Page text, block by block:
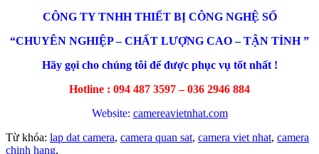
CÔNG TY TNHH THIẾT BỊ CÔNG NGHỆ SỐ
“CHUYÊN NGHIỆP – CHẤT LƯỢNG CAO – TẬN TÌNH ”
Hãy gọi cho chúng tôi để được phục vụ tốt nhất !
Hotline : 094 487 3597 – 036 2946 884
Website: camereavietnhat.com
Từ khóa: lap dat camera, camera quan sat, camera viet nhat, camera
chinh hang,